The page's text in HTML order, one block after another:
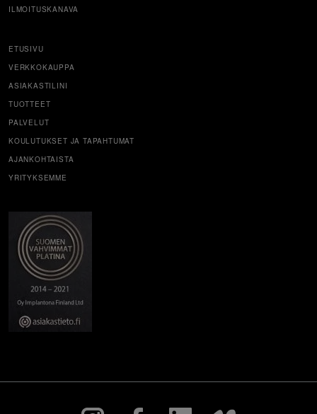
ILMOITUSKANAVA
ETUSIVU
VERKKOKAUPPA
ASIAKASTILINI
TUOTTEET
PALVELUT
KOULUTUKSET JA TAPAHTUMAT
AJANKOHTAISTA
YRITYKSEMME